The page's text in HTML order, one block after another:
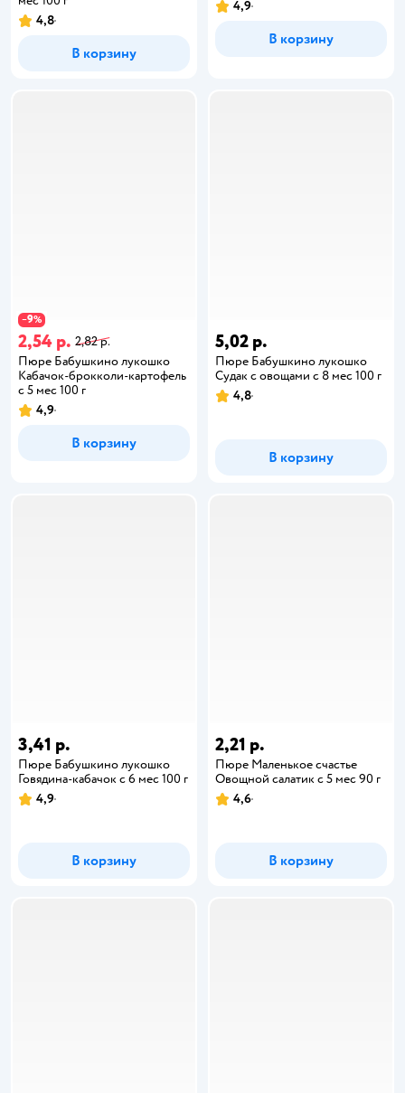
4,8
В корзину
4,9
В корзину
−9%
2,54 р. 2,82 р.
Пюре Бабушкино лукошко
Кабачок-брокколи-картофель
с 5 мес 100 г
4,9
В корзину
5,02 р.
Пюре Бабушкино лукошко
Судак с овощами с 8 мес 100 г
4,8
В корзину
3,41 р.
Пюре Бабушкино лукошко
Говядина-кабачок с 6 мес 100 г
4,9
В корзину
2,21 р.
Пюре Маленькое счастье
Овощной салатик с 5 мес 90 г
4,6
В корзину